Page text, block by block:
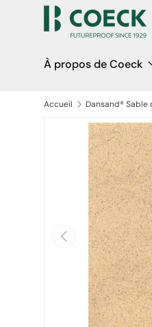
Aller au contenu
À propos de Coeck
Accueil
aux informations produits
Précédent